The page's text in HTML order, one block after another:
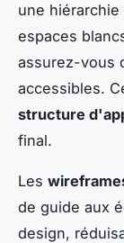
une
espaces
assurez-vous
accessibles.
structure
final.
Les
de guide aux
design,